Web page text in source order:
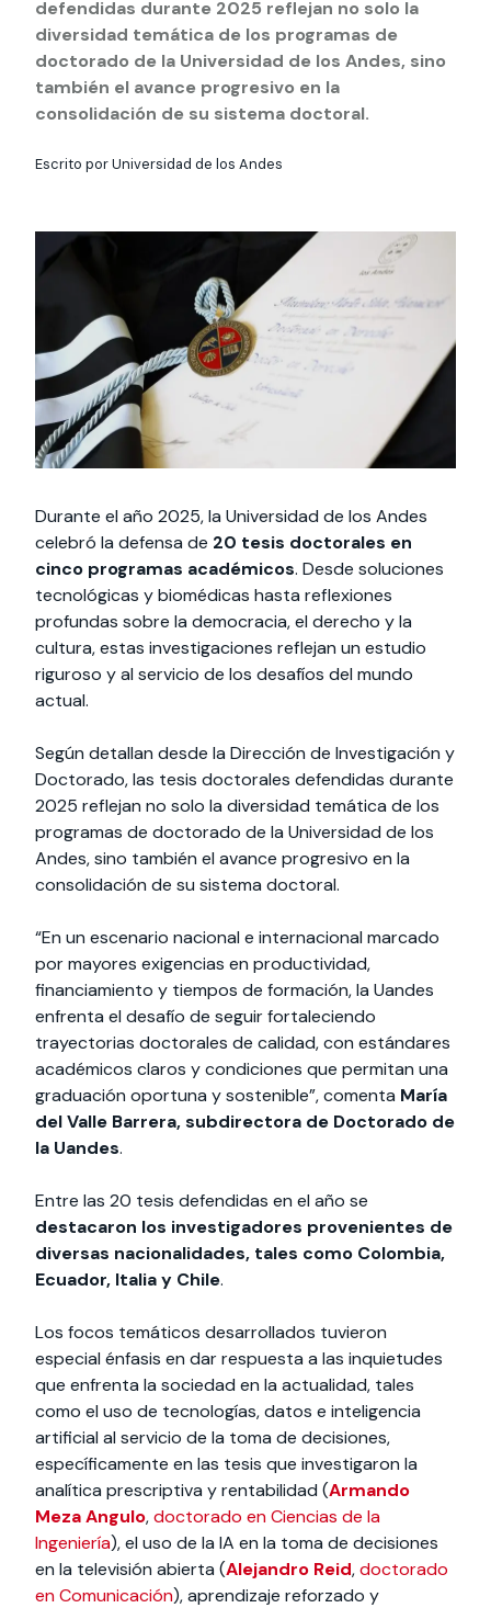
cursos
Especialidades y
estadías
interesar:
interesar:
2025
vinculación con la
sociedad
Extensión Cultural
intercambio
Servicios y apoyos
interesar:
Uandes
defendidas durante 2025 reflejan no solo la
diversidad temática de los programas de
doctorado de la Universidad de los Andes, sino
también el avance progresivo en la
consolidación de su sistema doctoral.
Escrito por Universidad de los Andes
Durante el año 2025, la Universidad de los Andes
celebró la defensa de 20 tesis doctorales en
cinco programas académicos. Desde soluciones
tecnológicas y biomédicas hasta reflexiones
profundas sobre la democracia, el derecho y la
cultura, estas investigaciones reflejan un estudio
riguroso y al servicio de los desafíos del mundo
actual.
Según detallan desde la Dirección de Investigación y
Doctorado, las tesis doctorales defendidas durante
2025 reflejan no solo la diversidad temática de los
programas de doctorado de la Universidad de los
Andes, sino también el avance progresivo en la
consolidación de su sistema doctoral.
“En un escenario nacional e internacional marcado
por mayores exigencias en productividad,
financiamiento y tiempos de formación, la Uandes
enfrenta el desafío de seguir fortaleciendo
trayectorias doctorales de calidad, con estándares
académicos claros y condiciones que permitan una
graduación oportuna y sostenible”, comenta María
del Valle Barrera, subdirectora de Doctorado de
la Uandes.
Entre las 20 tesis defendidas en el año se
destacaron los investigadores provenientes de
diversas nacionalidades, tales como Colombia,
Ecuador, Italia y Chile.
Los focos temáticos desarrollados tuvieron
especial énfasis en dar respuesta a las inquietudes
que enfrenta la sociedad en la actualidad, tales
como el uso de tecnologías, datos e inteligencia
artificial al servicio de la toma de decisiones,
específicamente en las tesis que investigaron la
analítica prescriptiva y rentabilidad (Armando
Meza Angulo,doctorado en Ciencias de la
Ingeniería), el uso de la IA en la toma de decisiones
en la televisión abierta (Alejandro Reid,doctorado
en Comunicación), aprendizaje reforzado y